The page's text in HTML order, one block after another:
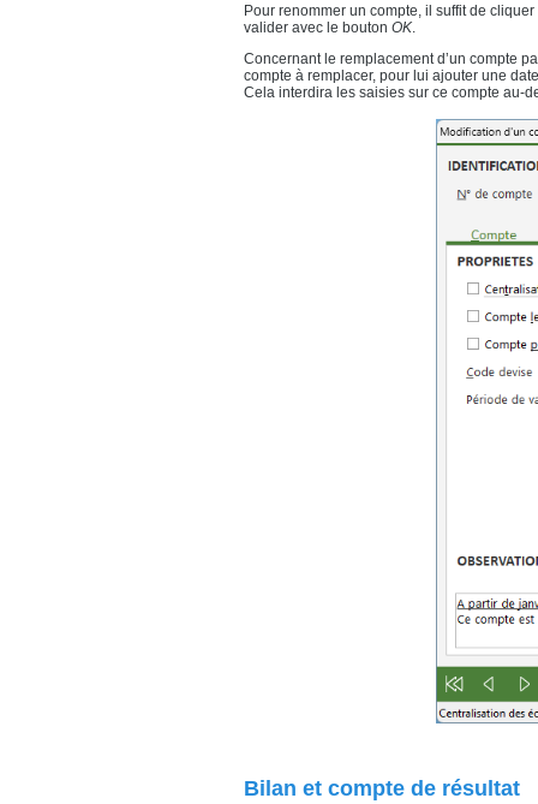
Pour renommer un compte, il suffit de
valider avec le bouton OK
Concernant le remplacement d’un compte
compte à remplacer, pour lui ajouter une
Cela interdira les saisies sur ce compte au-
Bilan et compte de résultat